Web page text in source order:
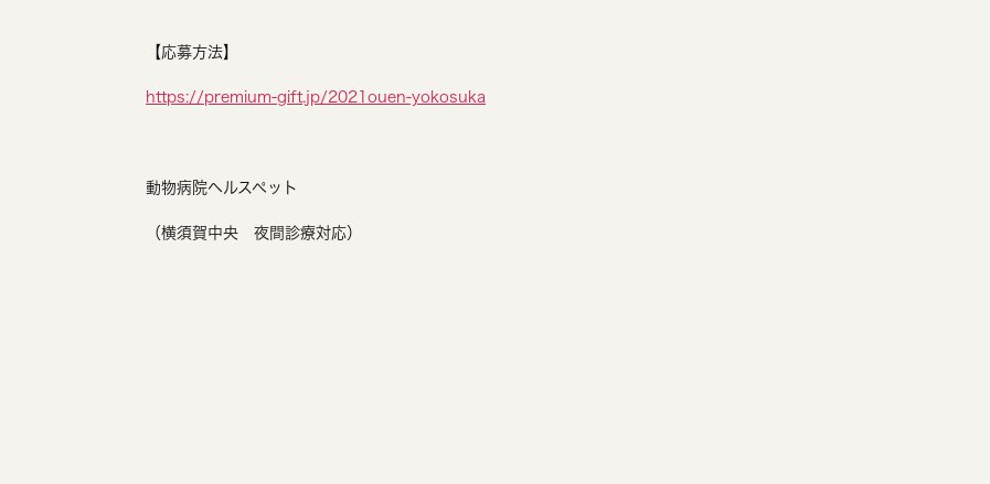
【応募方法】
https://premium-gift.jp/2021ouen-yokosuka
動物病院ヘルスペット
（横須賀中央 夜間診療対応）